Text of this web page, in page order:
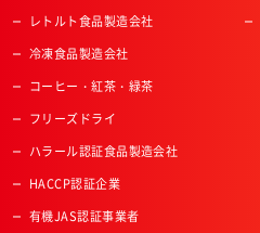
レトルト食品製造会社
冷凍食品製造会社
コーヒー・紅茶・緑茶
フリーズドライ
ハラール認証食品製造会社
HACCP認証企業
有機JAS認証事業者